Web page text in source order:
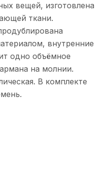
вещей, изготовлена
ткани.
внутренние
одно объёмное
на молнии.
В комплекте